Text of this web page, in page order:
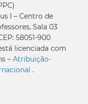
I – Centro de
Sala 03
58051-900
licenciada com
– Atribuição-
.